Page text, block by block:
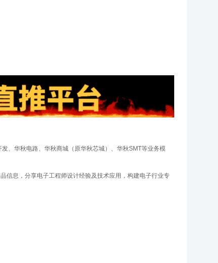
、华秋电路、华秋商城（原华秋芯城）、华秋SMT等业务模
信息，分享电子工程师设计经验及技术应用，构建电子行业专